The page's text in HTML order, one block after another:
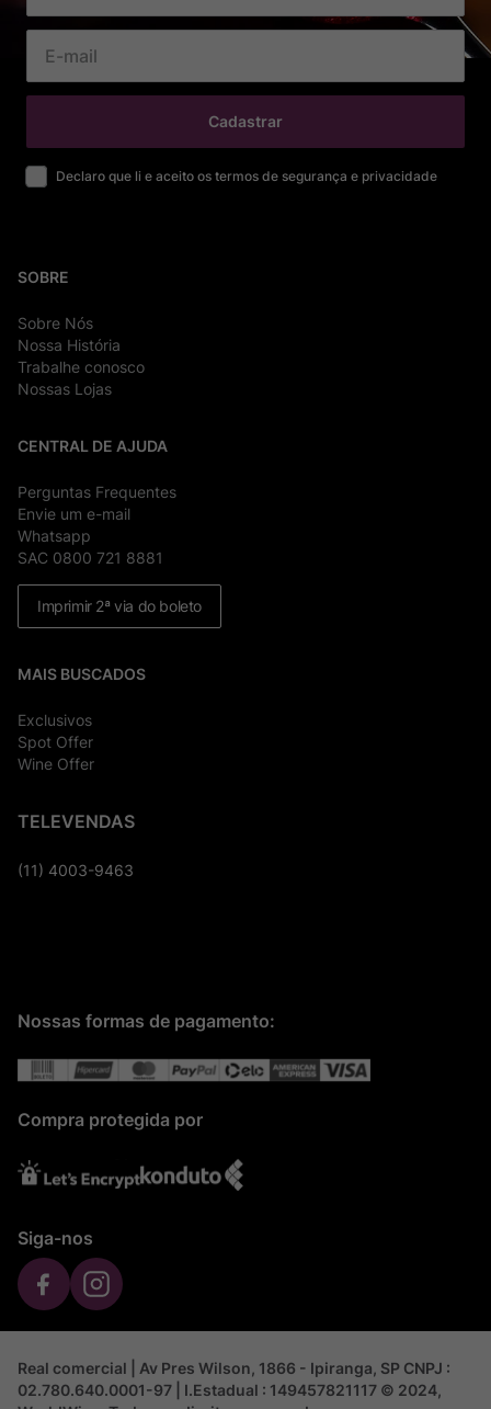
Cadastrar
Declaro que li e aceito os termos de segurança e privacidade
SOBRE
Sobre Nós
Nossa História
Trabalhe conosco
Nossas Lojas
CENTRAL DE AJUDA
Perguntas Frequentes
Envie um e-mail
Whatsapp
SAC 0800 721 8881
Imprimir 2ª via do boleto
MAIS BUSCADOS
Exclusivos
Spot Offer
Wine Offer
TELEVENDAS
(11) 4003-9463
Nossas formas de pagamento:
Compra protegida por
Siga-nos
Real comercial | Av Pres Wilson, 1866 - Ipiranga, SP CNPJ :
02.780.640.0001-97 | I.Estadual : 149457821117 © 2024,